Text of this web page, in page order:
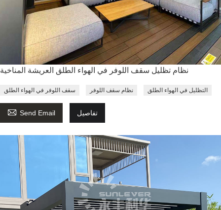
نظام تظليل سقف اللوفر في الهواء الطلق العريشة المناخية
سقف اللوفر في الهواء الطلق نظام سقف اللوفر التظليل في الهواء الطلق
 Send Email تفاصيل